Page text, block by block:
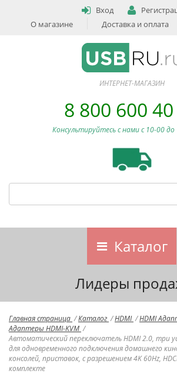
Вход
О магазине
Доставка и оплата
ИНТЕРНЕТ-МАГАЗИН
8 800 600
Консультируйтесь с нами c 10-00
Каталог
Лидеры
Главная страница /Каталог /HDMI /HDMI
Адаптеры HDMI-KVM /
Автоматический переключатель HDMI 2.0, три
для одновременного подключения домашнего
консолей, приставок, с разрешением 4K 60Hz,
комплекте